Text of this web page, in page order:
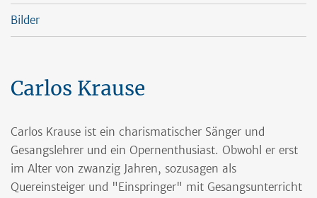
Bilder
Carlos Krause
Carlos Krause ist ein charismatischer Sänger und
Gesangslehrer und ein Opernenthusiast. Obwohl er erst
im Alter von zwanzig Jahren, sozusagen als
Quereinsteiger und "Einspringer" mit Gesangsunterricht